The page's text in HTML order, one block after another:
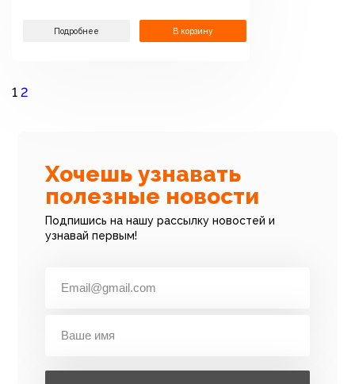
Подробнее В корзину
1 2
Хочешь узнавать
полезные новости
Подпишись на нашу рассылку новостей и
узнавай первым!